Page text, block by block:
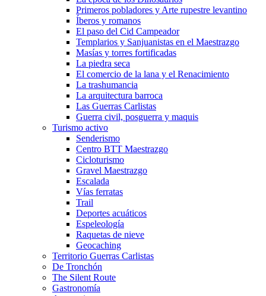
Primeros pobladores y Arte rupestre levantino
Íberos y romanos
El paso del Cid Campeador
Templarios y Sanjuanistas en el Maestrazgo
Masías y torres fortificadas
La piedra seca
El comercio de la lana y el Renacimiento
La trashumancia
La arquitectura barroca
Las Guerras Carlistas
Guerra civil, posguerra y maquis
Turismo activo
Senderismo
Centro BTT Maestrazgo
Cicloturismo
Gravel Maestrazgo
Escalada
Vías ferratas
Trail
Deportes acuáticos
Espeleología
Raquetas de nieve
Geocaching
Territorio Guerras Carlistas
De Tronchón
The Silent Route
Gastronomía